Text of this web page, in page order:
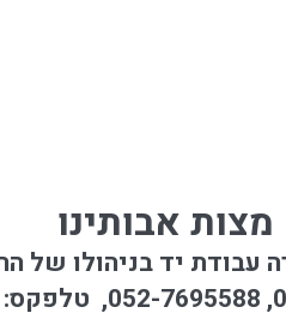
מצות אבותינו
עבודת יד בניהולו של